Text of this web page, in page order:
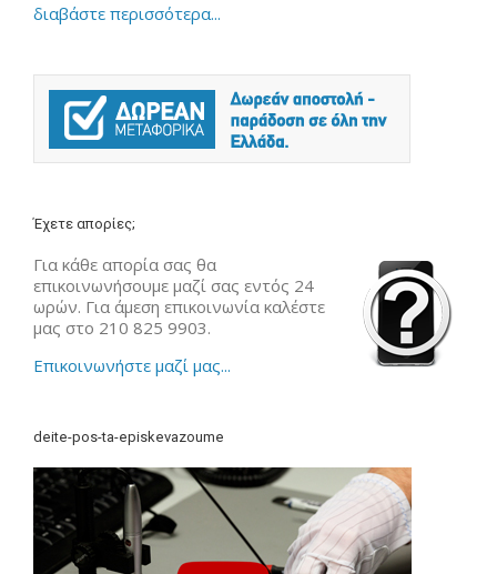
διαβάστε περισσότερα...
Έχετε απορίες;
Για κάθε απορία σας θα
επικοινωνήσουμε μαζί σας εντός 24
ωρών. Για άμεση επικοινωνία καλέστε
μας στο 210 825 9903.
Επικοινωνήστε μαζί μας...
deite-pos-ta-episkevazoume